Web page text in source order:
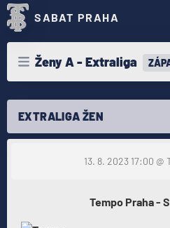
SABAT PRAHA
Ženy A - Extraliga
EXTRALIGA ŽEN
13. 8. 2023 17:00 @
Tempo Praha -